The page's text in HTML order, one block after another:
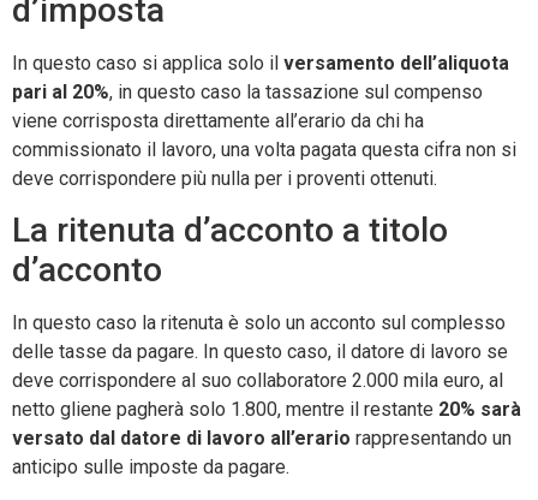
d’imposta
In questo caso si applica solo il versamento dell’aliquota
pari al 20%, in questo caso la tassazione sul compenso
viene corrisposta direttamente all’erario da chi ha
commissionato il lavoro, una volta pagata questa cifra non si
deve corrispondere più nulla per i proventi ottenuti.
La ritenuta d’acconto a titolo
d’acconto
In questo caso la ritenuta è solo un acconto sul complesso
delle tasse da pagare. In questo caso, il datore di lavoro se
deve corrispondere al suo collaboratore 2.000 mila euro, al
netto gliene pagherà solo 1.800, mentre il restante 20% sarà
versato dal datore di lavoro all’erario rappresentando un
anticipo sulle imposte da pagare.